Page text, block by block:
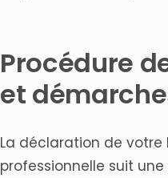
Procédure
et
La déclaration de
professionnelle suit